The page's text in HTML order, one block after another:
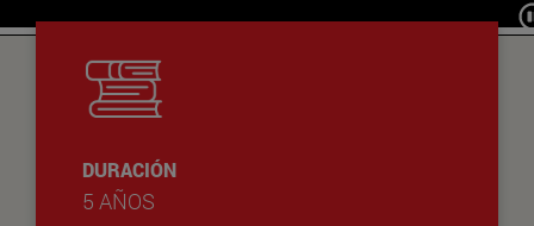
DURACIÓN
5 AÑOS